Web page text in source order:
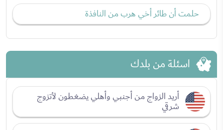
حلمت أن طائر أخي هرب من النافذة
اسئلة من بلدك
أريد الزواج من أجنبي وأهلي يضغطون لأتزوج
شرقي